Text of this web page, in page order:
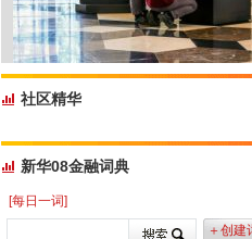
菲律宾：防疫降级
社区精华
新华08金融词典
[每日一词]
＋创建